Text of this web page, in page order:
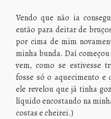
Vendo que não ia
então para deitar de
por cima de mim
minha bunda. Daí
vem, como se estivesse
fosse só o aquecimento e
ele revelou que já tinha
líquido encostando na
costas e cheirei.)